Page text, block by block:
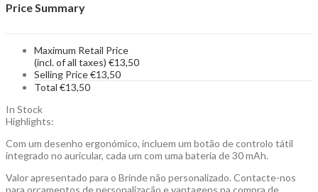
Price Summary
Maximum Retail Price
(incl. of all taxes) €13,50
Selling Price€13,50
Total €13,50
In Stock
Highlights:
Com um desenho ergonómico, incluem um botão de controlo tátil
integrado no auricular, cada um com uma bateria de 30 mAh.
Valor apresentado para o Brinde não personalizado. Contacte-nos
para orçamentos de personalização e vantagens na compra de